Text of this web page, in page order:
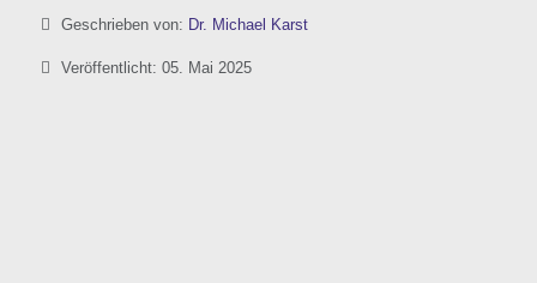
DetailsGeschrieben von: Dr. Michael Karst
Veröffentlicht: 05. Mai 2025